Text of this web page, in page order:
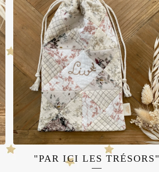
"PAR ICI LES TRÉSORS"